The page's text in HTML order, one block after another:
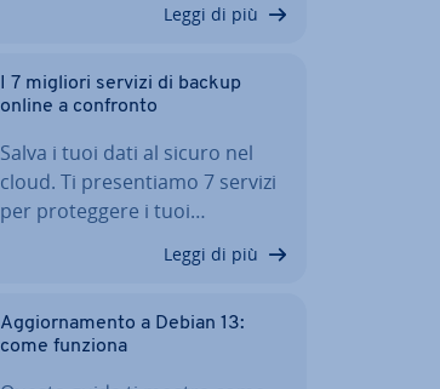
Leggi di più
I 7 migliori servizi di backup
online a confronto
Salva i tuoi dati al sicuro nel
cloud. Ti pre­sen­tia­mo 7 servizi
per pro­teg­ge­re i tuoi…
Leggi di più
Ag­gior­na­men­to a Debian 13:
come funziona